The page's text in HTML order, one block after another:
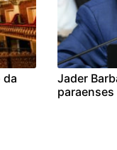
da
Jader